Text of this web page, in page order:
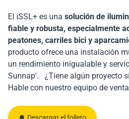
El iSSL+ es una solución de
fiable y robusta, especialmente
peatones, carriles bici y
producto ofrece una instalación
un rendimiento inigualable y
Sunnap'. ¿Tiene algún proyecto
Hable con nuestro equipo de